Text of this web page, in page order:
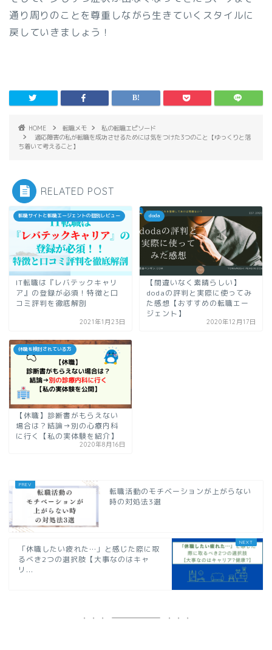
通り周りのことを尊重しながら生きていくスタイルに
戻していきましょう！
HOME 転職メモ
私の転職エピソード
適応障害の私が転職を成功させるためには気をつけた3つのこと【ゆっくりと落
ち着いて考えること】
RELATED POST
転職サイトと転職エージェントの個別レビュー
IT転職は『レバテックキャリ
ア』の登録が必須！特徴と口
コミ評判を徹底解剖
2021年1月23日
doda
【間違いなく素晴らしい】
dodaの評判と実際に使ってみ
た感想【おすすめの転職エー
ジェント】
2020年12月17日
休職を検討されている方
【休職】診断書がもらえない
場合は？結論→別の心療内科
に行く【私の実体験を紹介】
2020年8月16日
転職活動のモチベーションが上がらない
時の対処法3選
「休職したい疲れた…」と感じた際に取
るべき2つの選択肢【大事なのはキャ
リ...